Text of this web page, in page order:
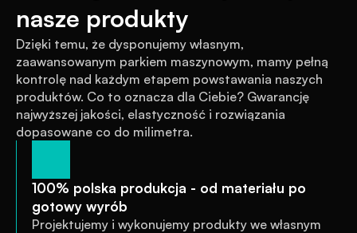
nasze produkty
Dzięki temu, że dysponujemy własnym,
zaawansowanym parkiem maszynowym, mamy pełną
kontrolę nad każdym etapem powstawania naszych
produktów. Co to oznacza dla Ciebie? Gwarancję
najwyższej jakości, elastyczność i rozwiązania
dopasowane co do milimetra.
100% polska produkcja - od materiału po
gotowy wyrób
Projektujemy i wykonujemy produkty we własnym